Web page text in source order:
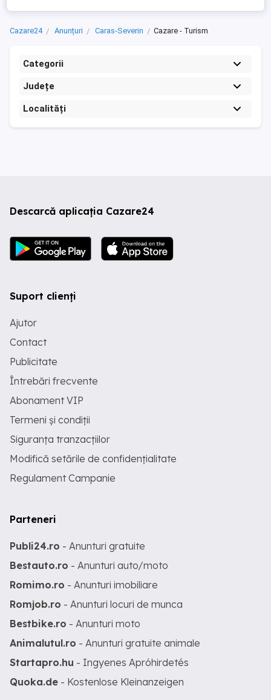
Cazare24 Anunțuri Caras-Severin Cazare - Turism
Categorii
Județe
Localități
Descarcă aplicația Cazare24
Suport clienți
Ajutor
Contact
Publicitate
Întrebări frecvente
Abonament VIP
Termeni și condiții
Siguranța tranzacțiilor
Modifică setările de confidențialitate
Regulament Campanie
Parteneri
Publi24.ro - Anunturi gratuite
Bestauto.ro - Anunturi auto/moto
Romimo.ro - Anunturi imobiliare
Romjob.ro - Anunturi locuri de munca
Bestbike.ro - Anunturi moto
Animalutul.ro - Anunturi gratuite animale
Startapro.hu - Ingyenes Apróhirdetés
Quoka.de - Kostenlose Kleinanzeigen